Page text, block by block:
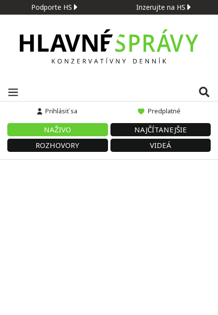
Podporte HS Inzerujte na HS
Prihlásiť sa Predplatné
NAŽIVO
NAJČÍTANEJŠIE
ROZHOVORY
VIDEÁ